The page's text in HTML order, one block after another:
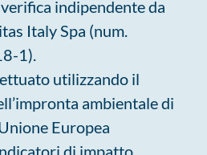
indipendente da
Italy Spa (num.
1).
utilizzando il
ambientale di
Europea
di impatto